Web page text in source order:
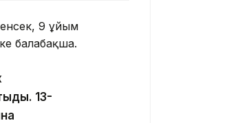
9 ұйым
балабақша.
13-